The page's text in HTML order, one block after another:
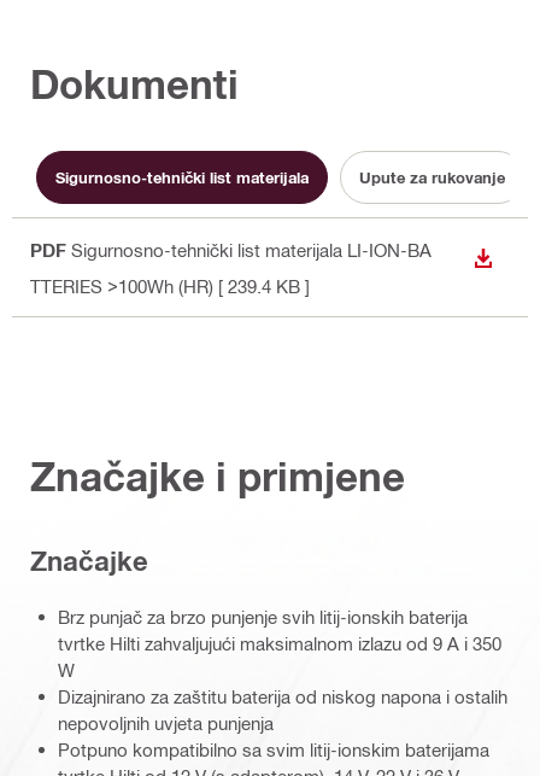
Dokumenti
Sigurnosno-tehnički list materijala Upute za rukovanje
PDF Sigurnosno-tehnički list materijala LI-ION-BA
TTERIES >100Wh (HR) [ 239.4 KB ]
Značajke i primjene
Značajke
Brz punjač za brzo punjenje svih litij-ionskih baterija
tvrtke Hilti zahvaljujući maksimalnom izlazu od 9 A i 350
W
Dizajnirano za zaštitu baterija od niskog napona i ostalih
nepovoljnih uvjeta punjenja
Potpuno kompatibilno sa svim litij-ionskim baterijama